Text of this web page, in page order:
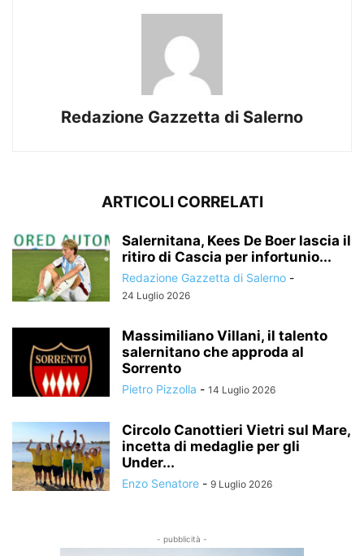
Redazione Gazzetta di Salerno
ARTICOLI CORRELATI
Salernitana, Kees De Boer lascia il
ritiro di Cascia per infortunio...
Redazione Gazzetta di Salerno -
24 Luglio 2026
Massimiliano Villani, il talento
salernitano che approda al
Sorrento
Pietro Pizzolla - 14 Luglio 2026
Circolo Canottieri Vietri sul Mare,
incetta di medaglie per gli
Under...
Enzo Senatore - 9 Luglio 2026
- pubblicità -